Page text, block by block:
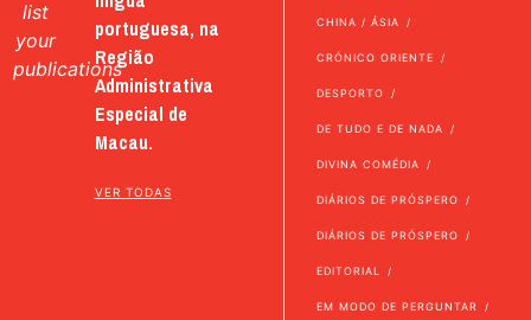
list
your
publications
portuguesa, na
Região
Administrativa
Especial de
Macau.
VER TODAS
CHINA / ÁSIA
CRÓNICO ORIENTE
DESPORTO
DE TUDO E DE NADA
DIVINA COMÉDIA
DIÁRIOS DE PRÓSPERO
DIÁRIOS DE PRÓSPERO
EDITORIAL
EM MODO DE PERGUNTAR